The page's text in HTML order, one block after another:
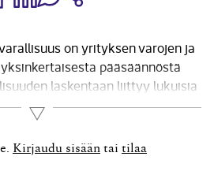
on yrityksen varojen ja
pääsäännöstä
laskentaan liittyy lukuisia
on muistettava esimerkiksi
Ne liittyvät varojen
koskeviin
Nettovarallisuus
Lue lisää
Kirjaudu sisään tai tilaa